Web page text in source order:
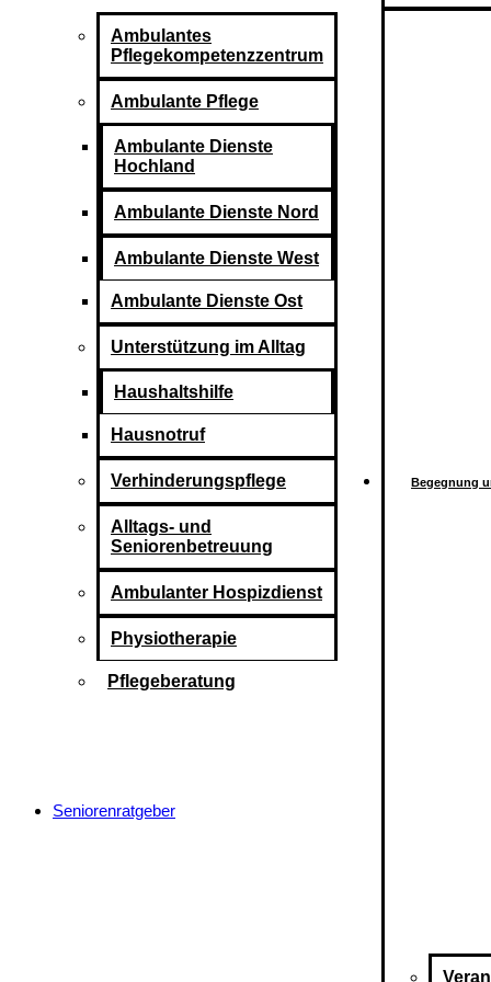
Seniorenratgeber
Ambulantes
Pflegekompetenzzentrum
Ambulante Pflege
Ambulante Dienste
Hochland
Ambulante Dienste Nord
Ambulante Dienste West
Ambulante Dienste Ost
Unterstützung im Alltag
Haushaltshilfe
Hausnotruf
Verhinderungspflege
Alltags- und
Seniorenbetreuung
Ambulanter Hospizdienst
Physiotherapie
Pflegeberatung
Begegnung